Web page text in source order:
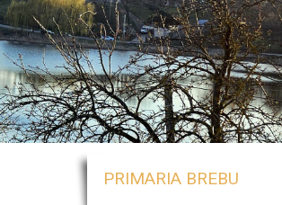
Localități partenere
Jablonka Parcova
Ialoveni
PRIMARIA BREBU